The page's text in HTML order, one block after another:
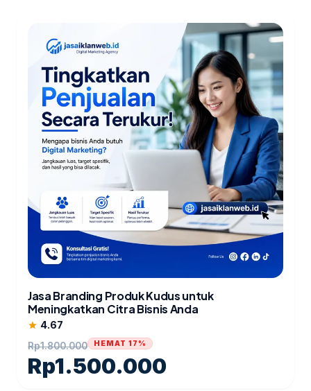
Jasa Branding Produk Kudus untuk
Meningkatkan Citra Bisnis Anda
star 4.67
Rp1.800.000
Rp1.500.000
HEMAT 17%